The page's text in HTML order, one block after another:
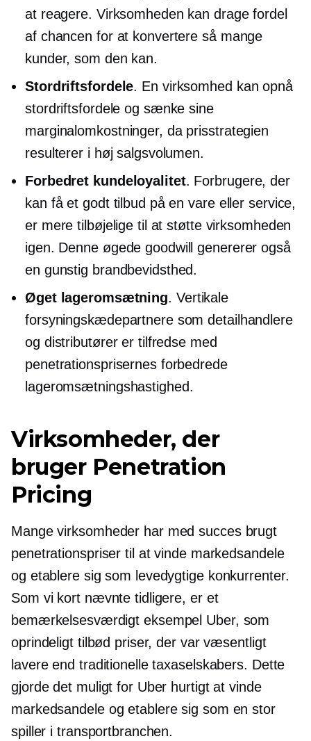
at reagere. Virksomheden kan drage fordel
af chancen for at konvertere så mange
kunder, som den kan.
Stordriftsfordele. En virksomhed kan opnå
stordriftsfordele og sænke sine
marginalomkostninger, da prisstrategien
resulterer i høj salgsvolumen.
Forbedret kundeloyalitet. Forbrugere, der
kan få et godt tilbud på en vare eller service,
er mere tilbøjelige til at støtte virksomheden
igen. Denne øgede goodwill genererer også
en gunstig brandbevidsthed.
Øget lageromsætning. Vertikale
forsyningskædepartnere som detailhandlere
og distributører er tilfredse med
penetrationsprisernes forbedrede
lageromsætningshastighed.
Virksomheder, der
bruger Penetration
Pricing
Mange virksomheder har med succes brugt
penetrationspriser til at vinde markedsandele
og etablere sig som levedygtige konkurrenter.
Som vi kort nævnte tidligere, er et
bemærkelsesværdigt eksempel Uber, som
oprindeligt tilbød priser, der var væsentligt
lavere end traditionelle taxaselskabers. Dette
gjorde det muligt for Uber hurtigt at vinde
markedsandele og etablere sig som en stor
spiller i transportbranchen.